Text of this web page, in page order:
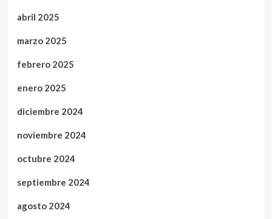
abril 2025
marzo 2025
febrero 2025
enero 2025
diciembre 2024
noviembre 2024
octubre 2024
septiembre 2024
agosto 2024